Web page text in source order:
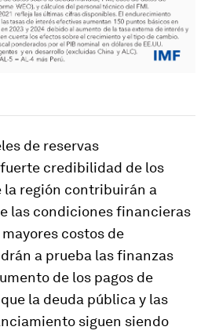
de reservas
credibilidad de los
la región contribuirán a
las condiciones financieras
costos de
a prueba las finanzas
de los pagos de
la deuda pública y las
siguen siendo